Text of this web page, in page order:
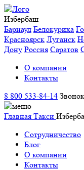
Избербаш
Барнаул Белокуриха
Красноярск Луганск
Дону Россия Саратов
О компании
Контакты
8 800 533-84-14
Главная Такси
Сотрудничество
Блог
О компании
Контакты